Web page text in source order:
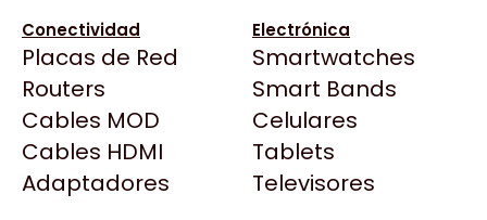
Conectividad
Placas de Red
Routers
Cables MOD
Cables HDMI
Adaptadores
Electrónica
Smartwatches
Smart Bands
Celulares
Tablets
Televisores
Deepcool
Dell
EVGA
Gamemax
Genesis
Genius
Click Gaming
Compufan Store
Dinobyte
Full H4rd
Gaming City
Gezatek